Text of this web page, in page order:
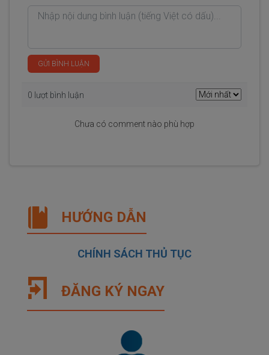
GỬI BÌNH LUẬN
0 lượt bình luận
Chưa có comment nào phù hợp
HƯỚNG DẪN
CHÍNH SÁCH THỦ TỤC
ĐĂNG KÝ NGAY